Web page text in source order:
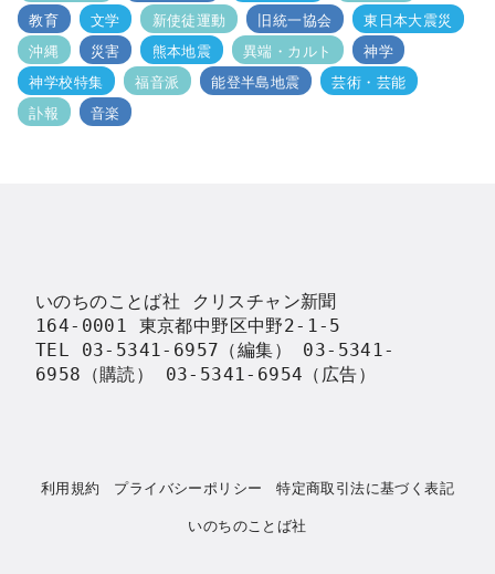
教育
文学 新使徒運動 旧統一協会
東日本大震災
沖縄
災害 熊本地震 異端・カルト
神学
神学校特集
福音派 能登半島地震
芸術・芸能
訃報
音楽
いのちのことば社 クリスチャン新聞
164-0001 東京都中野区中野2-1-5
TEL 03-5341-6957（編集） 03-5341-
6958（購読） 03-5341-6954（広告）
利用規約 プライバシーポリシー
特定商取引法に基づく表記
いのちのことば社